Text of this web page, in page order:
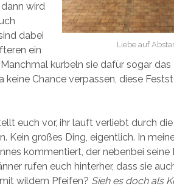
Liebe auf
wird
dabei
ein
Manchmal kurbeln sie dafür sogar das
keine Chance verpassen, diese
euch vor, ihr lauft verliebt durch
Kein großes Ding, eigentlich. In
kommentiert, der nebenbei seine
rufen euch hinterher, dass sie
wildem Pfeifen? Sieh es doch als